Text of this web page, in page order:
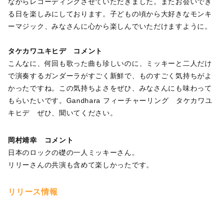
ながらレコーディングさせていただきました。またお会いでき
る日を楽しみにしております。子どもの頃から大好きなモンキ
ーマジック、みなさんに心から楽しんでいただけますように。
タケカワユキヒデ コメント
こんなに、何回も歌った曲も珍しいのに、ミッキーと二人だけ
で演奏するガンダーラがすごく新鮮で、ものすごく気持ちがよ
かったですね。この気持ちよさをぜひ、みなさんにも味わって
もらいたいです。Gandhara フィーチャーリング タケカワユ
キヒデ ぜひ、聞いてください。
岡村靖幸 コメント
日本のロックの礎の一人ミッキーさん。
リリーさんの共演も含めて楽しかったです。
リリース情報